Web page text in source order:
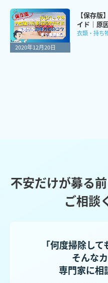
2020年12月20日
【保存
イド｜原
衣類・持ち
不安だけが募る
ご相談
「何度掃除し
そんな
専門家に相